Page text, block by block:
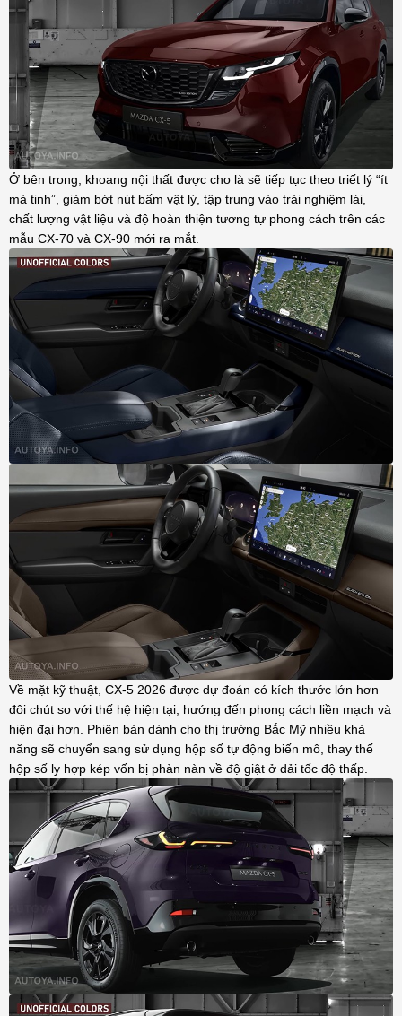
Ở bên trong, khoang nội thất được cho là sẽ tiếp tục theo triết lý “ít
mà tinh”, giảm bớt nút bấm vật lý, tập trung vào trải nghiệm lái,
chất lượng vật liệu và độ hoàn thiện tương tự phong cách trên các
mẫu CX-70 và CX-90 mới ra mắt.
Về mặt kỹ thuật, CX-5 2026 được dự đoán có kích thước lớn hơn
đôi chút so với thế hệ hiện tại, hướng đến phong cách liền mạch và
hiện đại hơn. Phiên bản dành cho thị trường Bắc Mỹ nhiều khả
năng sẽ chuyển sang sử dụng hộp số tự động biến mô, thay thế
hộp số ly hợp kép vốn bị phàn nàn về độ giật ở dải tốc độ thấp.